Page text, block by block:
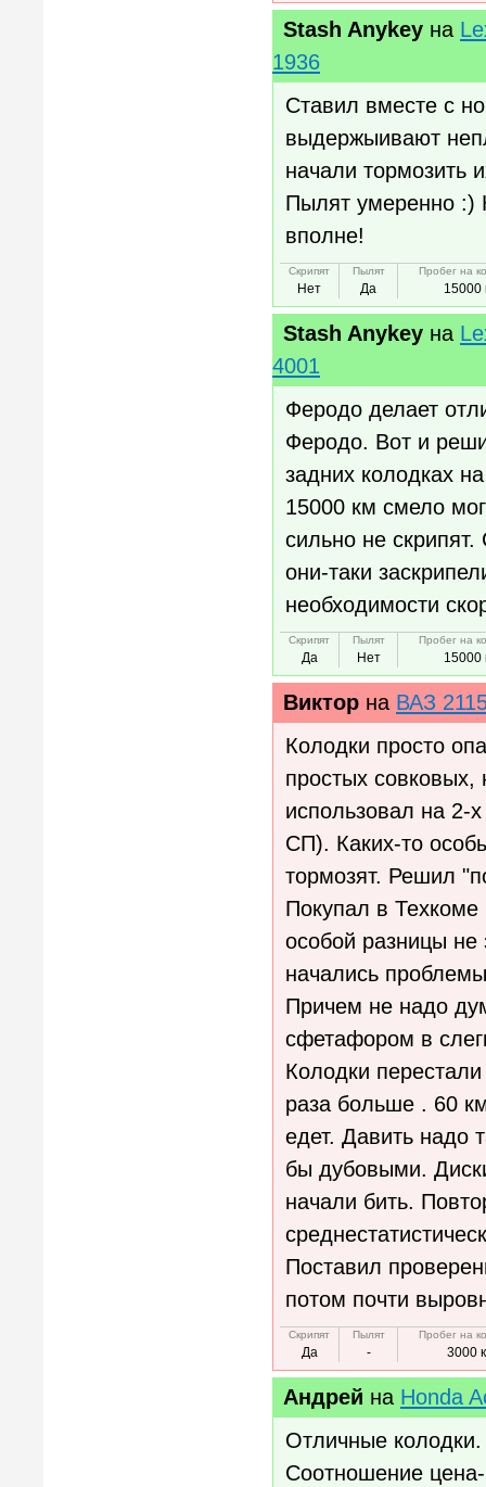
Stash Anykey на
1936
Ставил вместе с
выдержыивают
начали тормозить
Пылят умеренно :)
вполне!
Скрипят
Нет
Пылят
Да
Пробег на
15000
Stash Anykey на
4001
Феродо делает
Феродо. Вот и
задних колодках
15000 км смело
сильно не скрипят.
они-таки
необходимости
Скрипят
Да
Пылят
Нет
Пробег на
15000
Виктор на ВАЗ
Колодки просто
простых совковых,
использовал на 2-
СП). Каких-то
тормозят. Решил
Покупал в
особой разницы
начались
Причем не надо
сфетафором в
Колодки
раза больше . 60
едет. Давить надо
бы дубовыми.
начали бить.
Поставил
потом почти
Скрипят
Да
Пылят
-
Пробег на
3000
Андрей на Honda
Отличные
Соотношение